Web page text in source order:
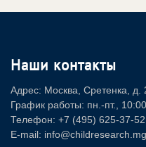
Наши контакты
Адрес: Москва, Сретенка, д.
График работы: пн.-пт.,
Телефон: +7 (495) 625-37-52
E-mail: